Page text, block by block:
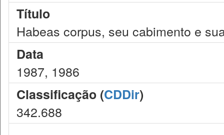
Título
Habeas corpus, seu cabimento e
Data
1987, 1986
Classificação (CDDir)
342.688